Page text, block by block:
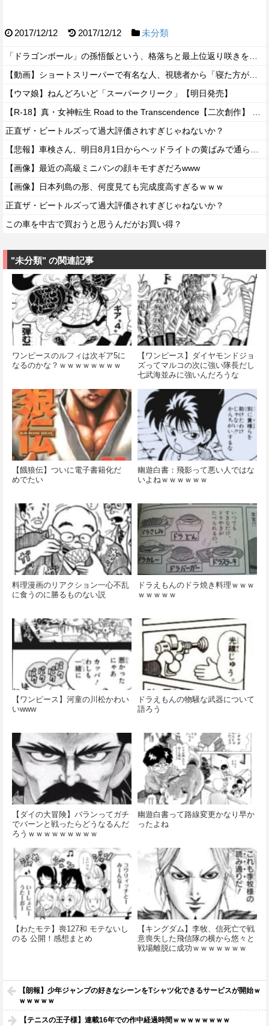
2017/12/12 2017/12/12 未分類
【ウマ娘】ねんどろいど「スーパークリーク」【明日発売】
正直ザ・ビートルズって過大評価されすぎじゃねないか？
【画像】最近の高級ミニバンの顔キモすぎだろwww
【画像】日本列島の形、何度見ても完成度高すぎるｗｗｗ
正直ザ・ビートルズって過大評価されすぎじゃねないか？
この車を中古で買おうと思うんだがお買い得？
"未分類" の関連記事
ワンピースのルフィは次ギア5に
なるのかな？ｗｗｗｗｗｗｗｗ
【ワンピース】ダイヤモンドジョ
ズってマルコの次に強い隊長だし
七武海並みに強いんだろうな
【餓狼伝】ついに電子書籍化だ
めでたい
幽遊白書：飛影って悪い人ではな
いよねｗｗｗｗｗｗ
料理漫画のリアクション一心不乱
に食うのに勝るものない説
ドラえもんのドラ焼き料理ｗｗｗ
ｗｗｗｗｗ
【ワンピース】河童の川松かわい
いwww
ドラえもんの物騒な武器について
語ろう
【ダイの大冒険】バランってガチ
でバーンと戦ったらどうなるんだ
ろうｗｗｗｗｗｗｗｗｗ
幽遊白書って路線変更かなり早か
ったよね
【わたモテ】喪127和 モテないし
のる 公開！感想まとめ
【キングダム】李牧、信死亡で戦
意喪失した飛信隊の横から悠々と
戦場離脱に成功ｗｗｗｗｗｗｗ
【朗報】少年ジャンプの好きなシーンをTシャツ化できるサービスが開始ｗ
ｗｗｗｗｗ
【テニスの王子様】連載16年での作中経過時間ｗｗｗｗｗｗｗｗ